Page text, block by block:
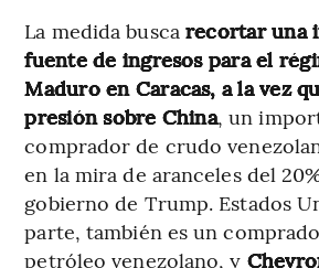
La medida busca recortar una
fuente de ingresos para el
Maduro en Caracas, a la vez
presión sobre China, un
comprador de crudo
en la mira de aranceles del
gobierno de Trump. Estados
parte, también es un
petróleo venezolano, y